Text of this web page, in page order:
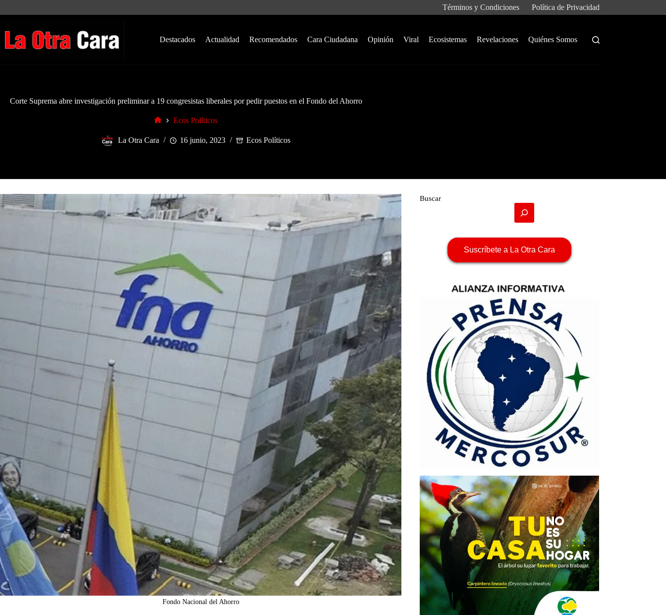
Términos y Condiciones Política de Privacidad
Destacados Actualidad Recomendados Cara Ciudadana Opinión Viral Ecosistemas Revelaciones Quiénes Somos
Corte Suprema abre investigación preliminar a 19 congresistas liberales por pedir puestos en el Fondo del Ahorro
Ecos Políticos
La Otra Cara 16 junio, 2023 Ecos Políticos
Fondo Nacional del Ahorro
Buscar
Suscríbete a La Otra Cara